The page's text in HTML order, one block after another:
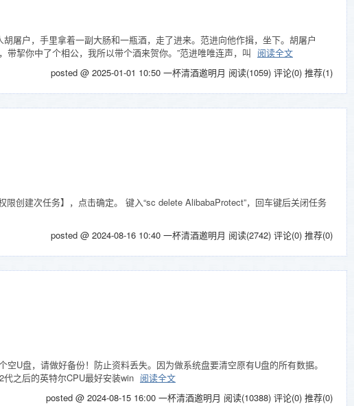
屠户，手里拿着一副大肠和一瓶酒，走了进来。范进向他作揖，坐下。胡屠户
挈你中了个相公，我所以带个酒来贺你。”范进唯唯连声，叫 阅读全文
posted @ 2025-01-01 10:50 一杯清酒邀明月 阅读(1059) 评论(0) 推荐(1)
创建次任务】，点击确定。 键入“sc delete AlibabaProtect”，回车键后关闭任务
posted @ 2024-08-16 10:40 一杯清酒邀明月 阅读(2742) 评论(0) 推荐(0)
U盘，请做好备份！防止资料丢失。因为做系统盘要清空原有U盘的所有数据。
之后的英特尔CPU最好安装win 阅读全文
posted @ 2024-08-15 16:00 一杯清酒邀明月 阅读(10388) 评论(0) 推荐(0)
❄ ❄